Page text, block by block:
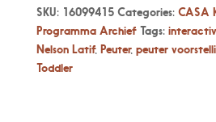
SKU: 16099415 Categories: CASA
Programma Archief Tags:
Nelson Latif, Peuter, peuter
Toddler